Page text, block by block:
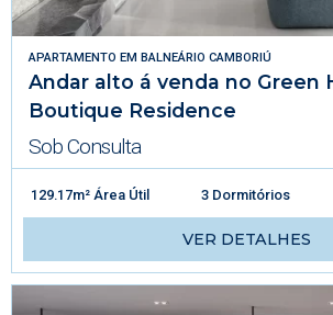
APARTAMENTO EM BALNEÁRIO CAMBORIÚ
Andar alto á venda no Green
Boutique Residence
Sob Consulta
129.17m² Área Útil 3 Dormitórios
VER DETALHES